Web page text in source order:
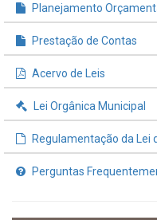
Planejamento
Prestação de Contas
Acervo de Leis
Lei Orgânica Municipal
Regulamentação da Lei
Perguntas